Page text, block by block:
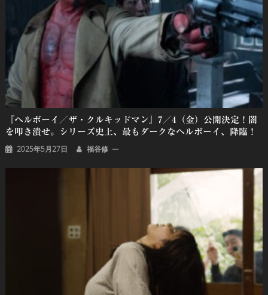
『ヘルボーイ／ザ・クルキッドマン』7／4（金）公開決定！闇
を叩き潰せ。シリーズ史上、最もダークなヘルボーイ、降臨！
2025年5月27日 福谷修